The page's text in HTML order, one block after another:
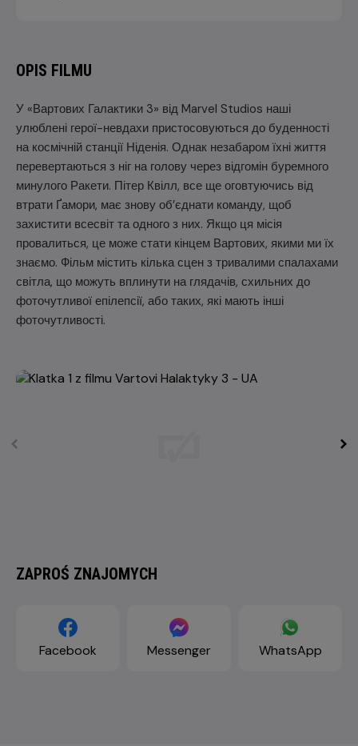
OPIS FILMU
У «Вартових Галактики 3» від Marvel Studios наші
улюблені герої-невдахи пристосовуються до буденності
на космічній станції Ніденія. Однак незабаром їхні життя
перевертаються з ніг на голову через відгомін буремного
минулого Ракети. Пітер Квілл, все ще оговтуючись від
втрати Ґамори, має знову об’єднати команду, щоб
захистити всесвіт та одного з них. Якщо ця місія
провалиться, це може стати кінцем Вартових, якими ми їх
знаємо. Фільм містить кілька сцен з тривалими спалахами
світла, що можуть вплинути на глядачів, схильних до
фоточутливої епілепсії, або таких, які мають інші
фоточутливості.
ZAPROŚ ZNAJOMYCH
Facebook Messenger WhatsApp